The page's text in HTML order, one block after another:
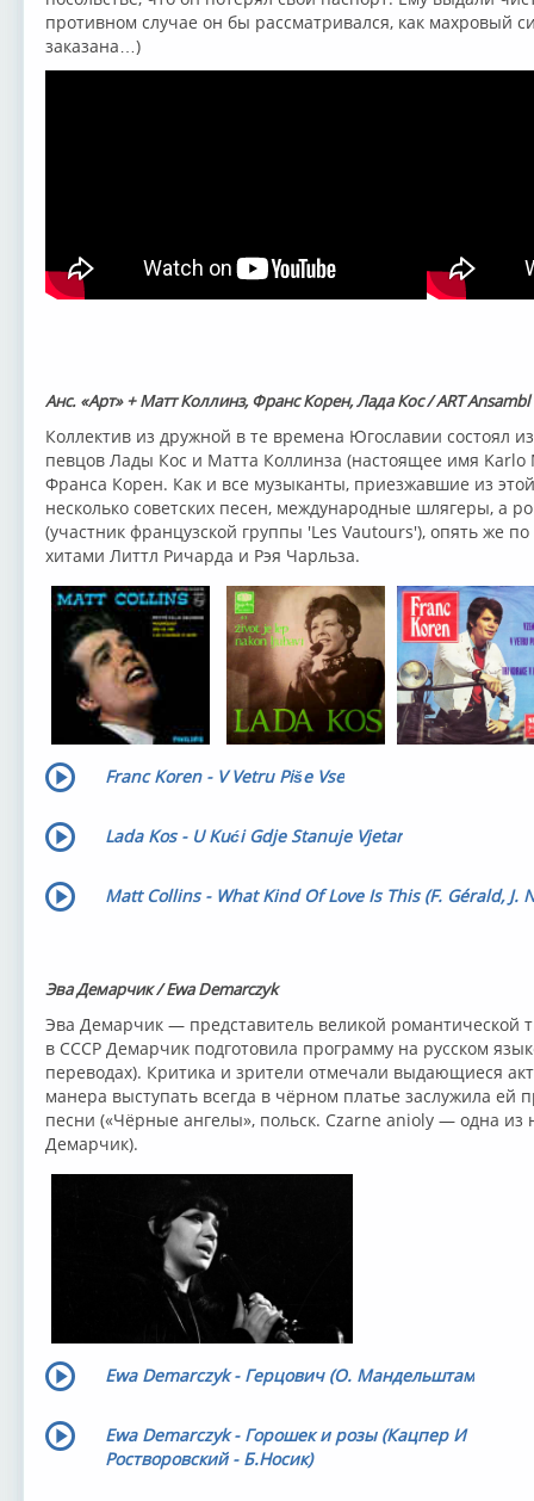
противном случае он бы рассматривался, как махровый
заказана…)
Анс. «Арт» + Матт Коллинз, Франс Корен, Лада Кос / ART Ansambl
Коллектив из дружной в те времена Югославии состоял
певцов Лады Кос и Матта Коллинза (настоящее имя Karlo
Франса Корен. Как и все музыканты, приезжавшие из
несколько советских песен, международные шлягеры, а
(участник французской группы 'Les Vautours'), опять же
хитами Литтл Ричарда и Рэя Чарльза.
Franc Koren - V Vetru Piše Vse
Lada Kos - U Kući Gdje Stanuje Vjetar
Matt Collins - What Kind Of Love Is This (F. Gérald, J.
Эва Демарчик / Ewa Demarczyk
Эва Демарчик — представитель великой романтической
в СССР Демарчик подготовила программу на русском
переводах). Критика и зрители отмечали выдающиеся
манера выступать всегда в чёрном платье заслужила ей
песни («Чёрные ангелы», польск. Czarne anioly — одна из
Демарчик).
Ewa Demarczyk - Герцович (О. Мандельштам
Ewa Demarczyk - Горошек и розы (Кацпер И
Ростворовский - Б.Носик)